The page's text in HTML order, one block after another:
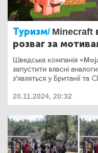
Туризм/ Minecraft
розваг за
Шведська компанія
запустити власні
з'являться у Британії та
20.11.2024, 20:32